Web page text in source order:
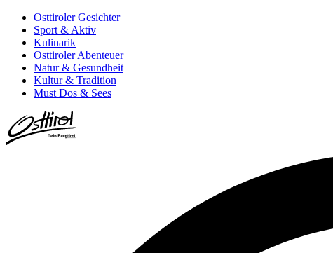
Osttiroler Gesichter
Sport & Aktiv
Kulinarik
Osttiroler Abenteuer
Natur & Gesundheit
Kultur & Tradition
Must Dos & Sees